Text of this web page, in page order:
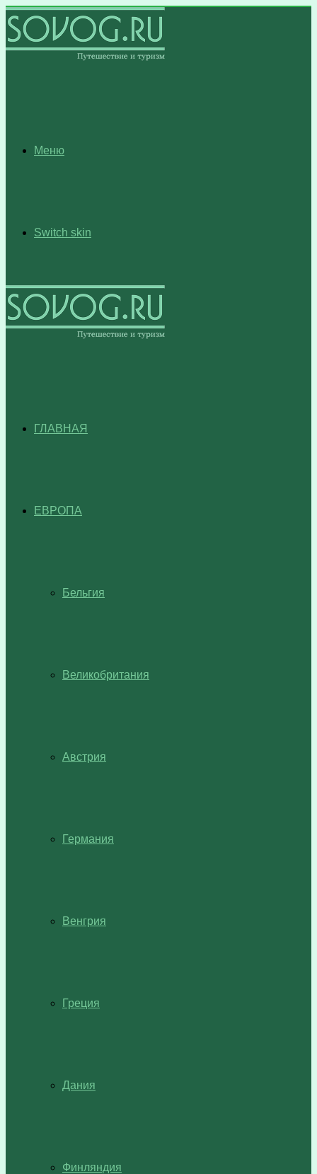
Меню
Switch skin
ГЛАВНАЯ
ЕВРОПА
Бельгия
Великобритания
Австрия
Германия
Венгрия
Греция
Дания
Финляндия